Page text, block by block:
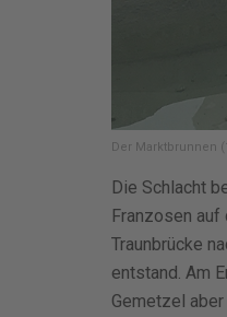
Der Marktbrunnen
Die Schlacht
Franzosen
Traunbrücke
entstand. Am
Gemetzel aber